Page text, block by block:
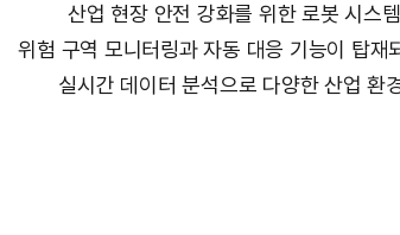
산업 현장 안전 강화를 위한 로봇 시스
위험 구역 모니터링과 자동 대응 기능이 탑재
실시간 데이터 분석으로 다양한 산업 환